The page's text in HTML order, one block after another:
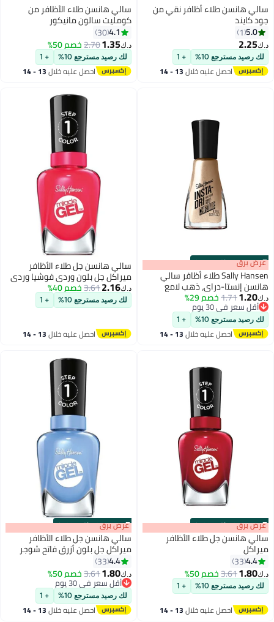
سالي هانسن طلاء أظافر نقي من
جود كايند
5.0
1
د.ك‏2.25
لك رصيد مسترجع 10% + 1
احصل عليه خلال 13 - 14
21
سالي هانسن طلاء الأظافر من
كومليت سالون مانيكور
4.1
30
د.ك‏1.35
2.70خصم 50%
لك رصيد مسترجع 10% + 1
احصل عليه خلال 13 - 14
00m:00s
·باقي 100% عرض برق
Sally Hansen طلاء أظافر سالي
هانسن إنستا-دراي، ذهب لامع
د.ك‏1.20
1.71خصم 29%
أقل سعر في 30 يوم
أقل سعر في 30 يوم
لك رصيد مسترجع 10% + 1
احصل عليه خلال 13 - 14
3
سالي هانسن جل طلاء الأظافر
ميراكل جل بلون وردي فوشيا وردي
تانك
د.ك‏2.16
3.61خصم 40%
لك رصيد مسترجع 10% + 1
احصل عليه خلال 13 - 14
00m:00s
·باقي 100% عرض برق
سالي هانسن جل طلاء الأظافر
ميراكل
4.4
33
د.ك‏1.80
3.61خصم 50%
لك رصيد مسترجع 10% + 1
احصل عليه خلال 13 - 14
00m:00s
·باقي 100% عرض برق
سالي هانسن جل طلاء الأظافر
ميراكل جل بلون أزرق فاتح شوجر
فيكس
4.4
33
د.ك‏1.80
3.61خصم 50%
أقل سعر في 30 يوم
أقل سعر في 30 يوم
لك رصيد مسترجع 10% + 1
احصل عليه خلال 13 - 14